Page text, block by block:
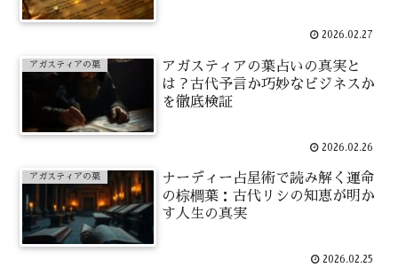
2026.02.27
アガスティアの葉
アガスティアの葉占いの真実と
は？古代予言か巧妙なビジネスか
を徹底検証
2026.02.26
アガスティアの葉
ナーディー占星術で読み解く運命
の棕櫚葉：古代リシの知恵が明か
す人生の真実
2026.02.25